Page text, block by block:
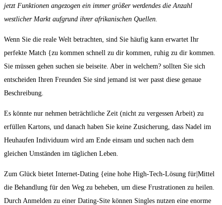
jetzt Funktionen angezogen ein immer größer werdendes die Anzahl
westlicher Markt aufgrund ihrer afrikanischen Quellen.
Wenn Sie die reale Welt betrachten, sind Sie häufig kann erwartet Ihr
perfekte Match {zu kommen schnell zu dir kommen, ruhig zu dir kommen.
Sie müssen gehen suchen sie beiseite. Aber in welchem? sollten Sie sich
entscheiden Ihren Freunden Sie sind jemand ist wer passt diese genaue
Beschreibung.
Es könnte nur nehmen beträchtliche Zeit (nicht zu vergessen Arbeit) zu
erfüllen Kartons, und danach haben Sie keine Zusicherung, dass Nadel im
Heuhaufen Individuum wird am Ende einsam und suchen nach dem
gleichen Umständen im täglichen Leben.
Zum Glück bietet Internet-Dating {eine hohe High-Tech-Lösung für|Mittel
die Behandlung für den Weg zu beheben, um diese Frustrationen zu heilen.
Durch Anmelden zu einer Dating-Site können Singles nutzen eine enorme